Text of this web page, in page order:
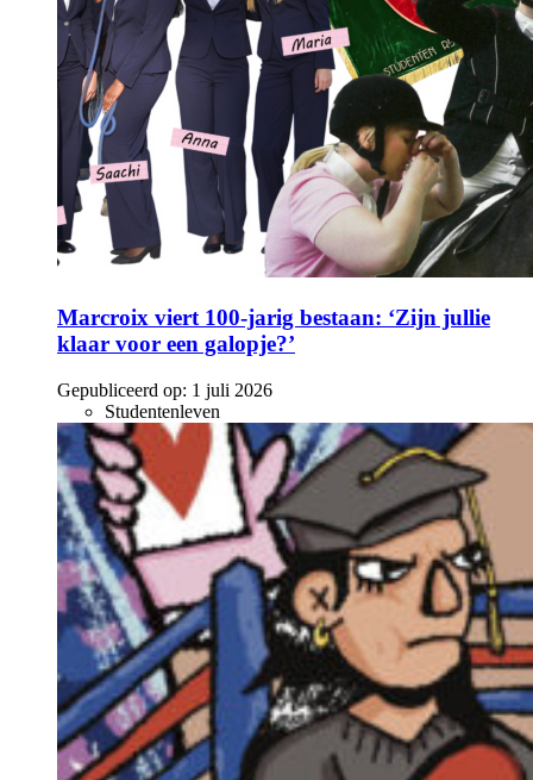
Marcroix viert 100-jarig bestaan: ‘Zijn jullie
klaar voor een galopje?’
Gepubliceerd op: 1 juli 2026
Studentenleven